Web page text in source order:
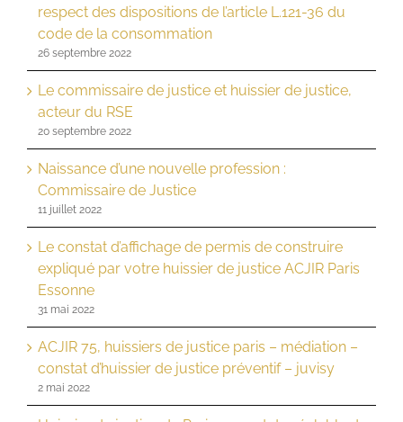
respect des dispositions de l’article L.121-36 du
code de la consommation
26 septembre 2022
Le commissaire de justice et huissier de justice,
acteur du RSE
20 septembre 2022
Naissance d’une nouvelle profession :
Commissaire de Justice
11 juillet 2022
Le constat d’affichage de permis de construire
expliqué par votre huissier de justice ACJIR Paris
Essonne
31 mai 2022
ACJIR 75, huissiers de justice paris – médiation –
constat d’huissier de justice préventif – juvisy
2 mai 2022